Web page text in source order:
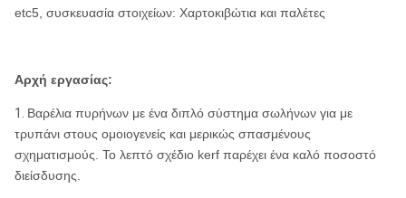
etc5, συσκευασία στοιχείων: Χαρτοκιβώτια και παλέτες
Αρχή εργασίας:
1. Βαρέλια πυρήνων με ένα διπλό σύστημα σωλήνων για με
τρυπάνι στους ομοιογενείς και μερικώς σπασμένους
σχηματισμούς. Το λεπτό σχέδιο kerf παρέχει ένα καλό ποσοστό
διείσδυσης.